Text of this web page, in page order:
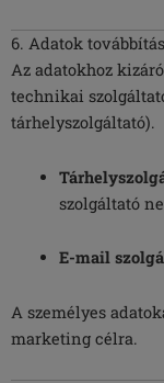
6. Adatok
Az adatokhoz
technikai
tárhelyszolgáltató).
szolgáltató
E-mail
A személyes
marketing célra.